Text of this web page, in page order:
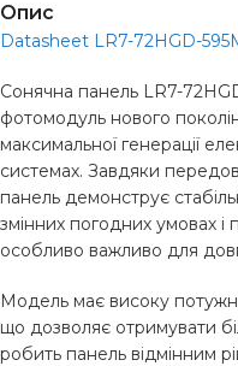
Опис
Datasheet LR7-72HGD-
Сонячна панель LR7-
фотомодуль нового
максимальної генерації
системах. Завдяки
панель демонструє
змінних погодних умовах
особливо важливо для
Модель має високу
що дозволяє отримувати
робить панель відмінним